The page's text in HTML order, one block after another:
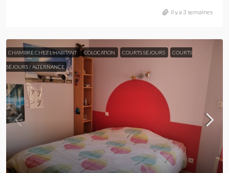
il y a 3 semaines
CHAMBRE CHEZ L'HABITANT COLOCATION COURTS SÉJOURS COURTS
SÉJOURS / ALTERNANCE